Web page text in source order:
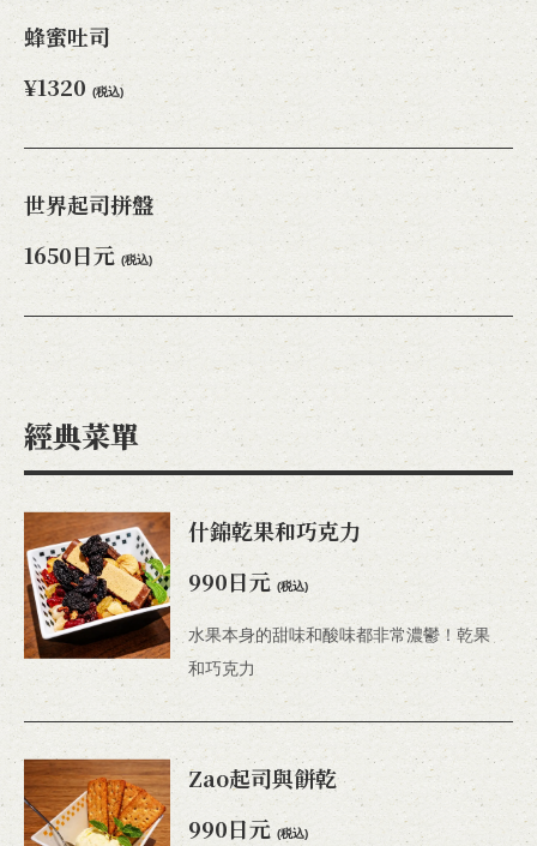
蜂蜜吐司
¥1320 (税込)
世界起司拼盤
1650日元 (税込)
經典菜單
什錦乾果和巧克力
990日元 (税込)
水果本身的甜味和酸味都非常濃鬱！乾果
和巧克力
Zao起司與餅乾
990日元 (税込)